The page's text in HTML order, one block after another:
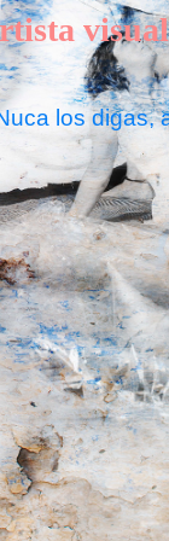
los digas,